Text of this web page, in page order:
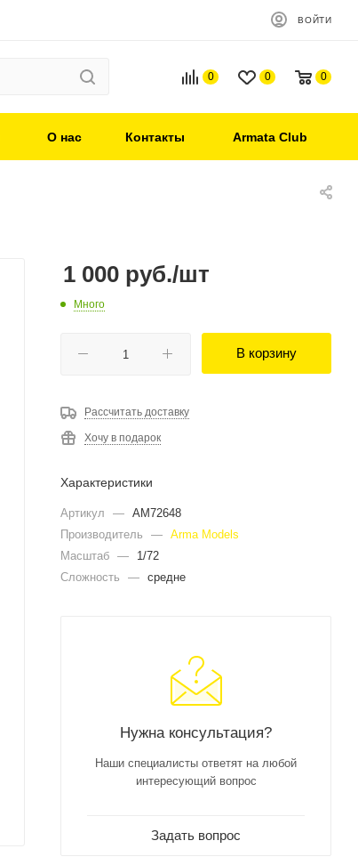
ВОЙТИ
0 0 0
О нас Контакты Armata Club
1 000 руб./шт
Много
В корзину
Рассчитать доставку
Хочу в подарок
Характеристики
Артикул — AM72648
Производитель
— Arma Models
Масштаб —
1/72
Сложность
— средне
Нужна консультация?
Наши специалисты ответят на любой
интересующий вопрос
Задать вопрос